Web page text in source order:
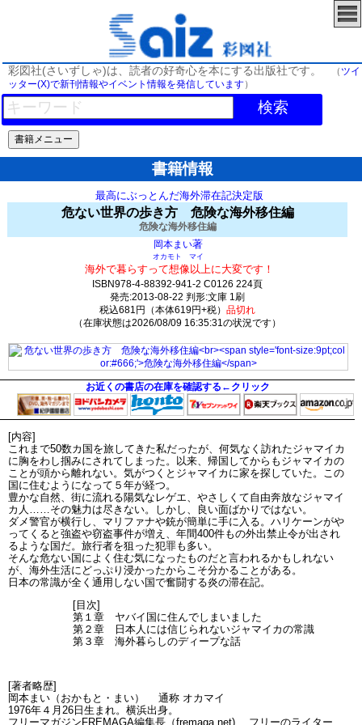
彩図社(さいずしゃ)は、読者の好奇心を本にする出版社です。 （ ツイ
ッター(X)で新刊情報やイベント情報を発信しています）
検索
書籍情報
最高にぶっとんだ海外滞在記決定版
危ない世界の歩き方 危険な海外移住編
危険な海外移住編
岡本まい著
オカモト マイ
海外で暮らすって想像以上に大変です！
ISBN978-4-88392-941-2 C0126 224頁
発売:2013-08-22 判形:文庫 1刷
税込681円（本体619円+税）品切れ
（在庫状態は2026/08/09 16:35:31の状況です）
お近くの書店の在庫を確認する←クリック
[内容]
これまで50数カ国を旅してきた私だったが、何気なく訪れたジャマイカ
に胸をわし掴みにされてしまった。以来、帰国してからもジャマイカの
ことが頭から離れない。気がつくとジャマイカに家を探していた。この
国に住むようになって５年が経つ。
豊かな自然、街に流れる陽気なレゲエ、やさしくて自由奔放なジャマイ
カ人……その魅力は尽きない。しかし、良い面ばかりではない。
ダメ警官が横行し、マリファナや銃が簡単に手に入る。ハリケーンがや
ってくると強盗や窃盗事件が増え、年間400件もの外出禁止令が出され
るような国だ。旅行者を狙った犯罪も多い。
そんな危ない国によく住む気になったものだと言われるかもしれない
が、海外生活にどっぷり浸かったからこそ分かることがある。
日本の常識が全く通用しない国で奮闘する炎の滞在記。
[目次]
第１章 ヤバイ国に住んでしまいました
第２章 日本人には信じられないジャマイカの常識
第３章 海外暮らしのディープな話
[著者略歴]
岡本まい（おかもと・まい） 通称 オカマイ
1976年４月26日生まれ。横浜出身。
フリーマガジンFREMAGA編集長（fremaga.net) 、フリーのライター、